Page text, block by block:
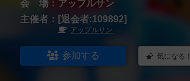
会 場： アップルサン
主催者： [退会者:109892]
アップルサン
参加する 気になる！